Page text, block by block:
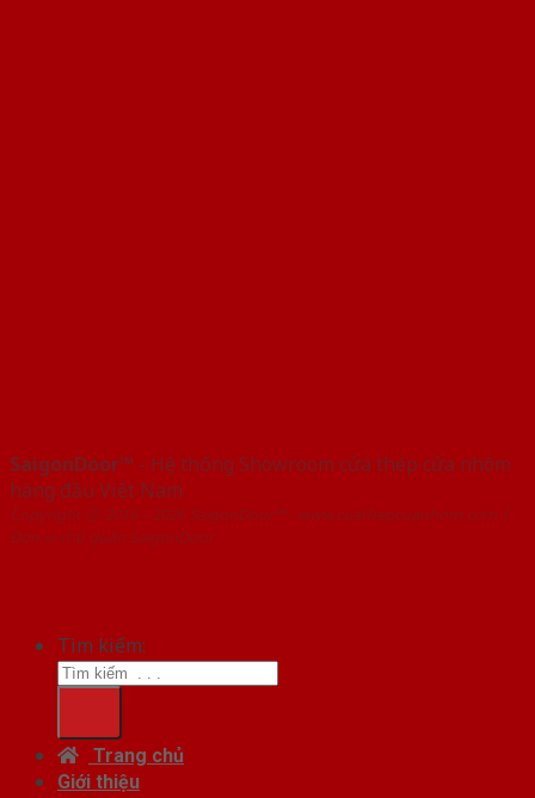
SaigonDoor™ - Hệ thống Showroom cửa thép cửa nhôm
hàng đầu Việt Nam
Copyright ⓒ 2016 – 2026 SaigonDoor™ - www.cuathepcuanhom.com |
Đơn vị chủ quản SaigonDoor
Tìm kiếm:
Trang chủ
Giới thiệu